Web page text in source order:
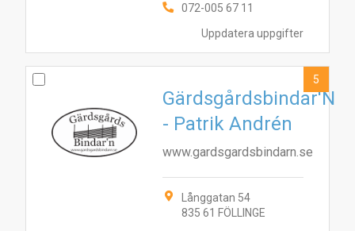
Uppdatera uppgifter
072-005 67 11
Gärdsgårdsbindar'N
- Patrik Andrén
www.gardsgardsbindarn.se
Långgatan 54
835 61 FÖLLINGE
5